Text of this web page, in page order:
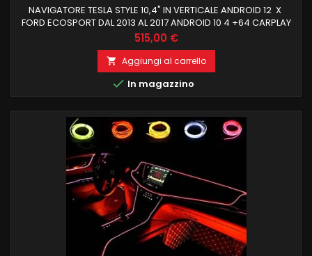
NAVIGATORE TESLA STYLE 10,4" IN VERTICALE ANDROID 12 X
FORD ECOSPORT DAL 2013 AL 2017 ANDROID 10 4 +64 CARPLAY
INTEGRATO E ANDROID AUTO PROCESSORE OCTACORE
RECUPERO FUNZIONI DI BORDO
Prezzo
515,00 €
 Aggiungi al carrello
 In magazzino